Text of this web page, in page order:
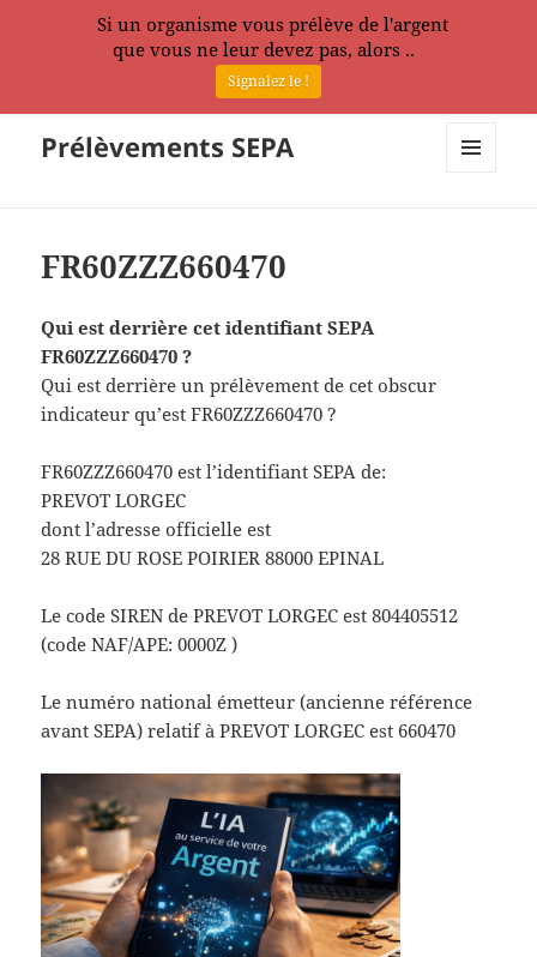
Prélèvements SEPA
FR60ZZZ660470
Qui est derrière cet identifiant SEPA
FR60ZZZ660470 ?
Qui est derrière un prélèvement de cet obscur
indicateur qu’est FR60ZZZ660470 ?
FR60ZZZ660470 est l’identifiant SEPA de:
PREVOT LORGEC
dont l’adresse officielle est
28 RUE DU ROSE POIRIER 88000 EPINAL
Le code SIREN de PREVOT LORGEC est 804405512
(code NAF/APE: 0000Z )
Le numéro national émetteur (ancienne référence
avant SEPA) relatif à PREVOT LORGEC est 660470
Si un organisme vous prélève de l'argent
que vous ne leur devez pas, alors ..
Signalez le !